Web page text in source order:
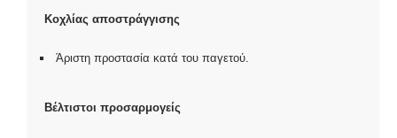
Κοχλίας αποστράγγισης
Άριστη προστασία κατά του παγετού.
Βέλτιστοι προσαρμογείς